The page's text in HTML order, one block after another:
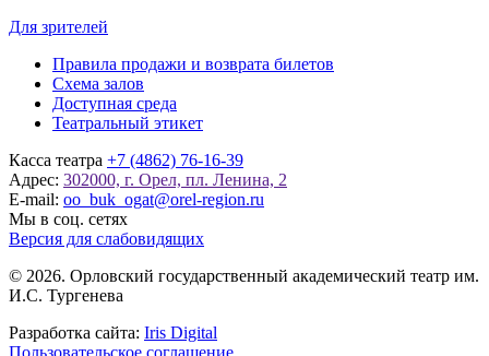
Для зрителей
Правила продажи и возврата билетов
Схема залов
Доступная среда
Театральный этикет
Касса театра +7 (4862) 76-16-39
Адрес: 302000, г. Орел, пл. Ленина, 2
E-mail: oo_buk_ogat@orel-region.ru
Мы в соц. сетях
Версия для слабовидящих
© 2026. Орловский государственный академический театр им.
И.С. Тургенева
Разработка сайта: Iris Digital
Пользовательское соглашение